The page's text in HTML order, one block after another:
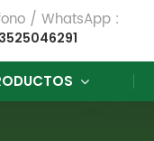
/ WhatsApp :